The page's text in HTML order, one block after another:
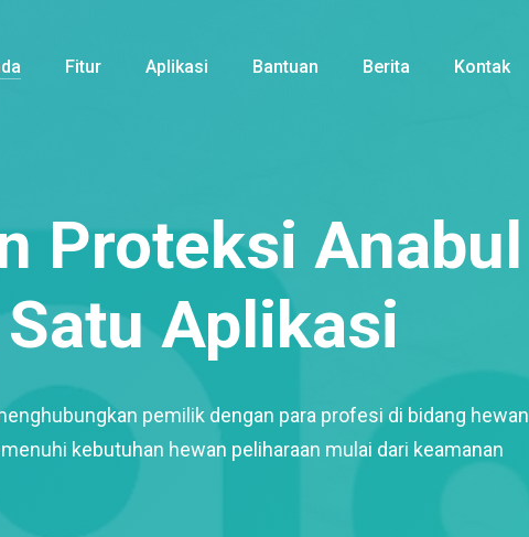
Fitur Aplikasi Bantuan Berita Kontak
Proteksi Anabul
Aplikasi
pemilik dengan para profesi di bidang hewan
kebutuhan hewan peliharaan mulai dari keamanan